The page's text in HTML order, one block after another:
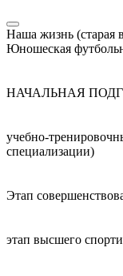
Наша жизнь (старая
Юношеская
НАЧАЛЬНАЯ
учебно-
специализации)
Этап
этап высшего